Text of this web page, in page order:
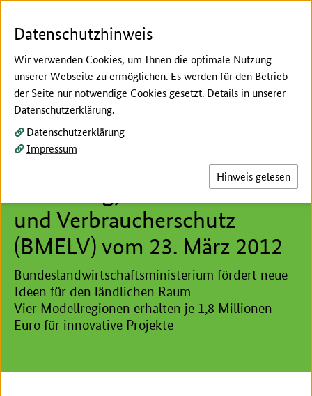
Menü
Hier beginnt der Hauptinhalt dieser Seite
Pressemitteilung des
Bundesministeriums für
Ernährung, Landwirtschaft
und Verbraucherschutz
(BMELV) vom 23. März 2012
Bundeslandwirtschaftsministerium fördert neue
Ideen für den ländlichen Raum
Vier Modellregionen erhalten je 1,8 Millionen
Euro für innovative Projekte
Datenschutzhinweis
Wir verwenden Cookies, um Ihnen die optimale Nutzung
unserer Webseite zu ermöglichen. Es werden für den Betrieb
der Seite nur notwendige Cookies gesetzt. Details in unserer
Datenschutzerklärung.
Datenschutzerklärung
Impressum
Hinweis gelesen